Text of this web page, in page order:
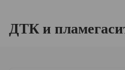
ДТК и